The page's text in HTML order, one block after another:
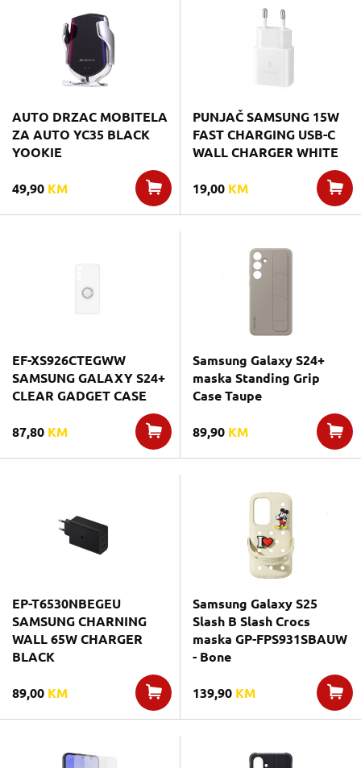
AUTO DRZAC MOBITELA
ZA AUTO YC35 BLACK
YOOKIE
49,90 KM
PUNJAČ SAMSUNG 15W
FAST CHARGING USB-C
WALL CHARGER WHITE
19,00 KM
EF-XS926CTEGWW
SAMSUNG GALAXY S24+
CLEAR GADGET CASE
87,80 KM
Samsung Galaxy S24+
maska Standing Grip
Case Taupe
89,90 KM
EP-T6530NBEGEU
SAMSUNG CHARNING
WALL 65W CHARGER
BLACK
89,00 KM
Samsung Galaxy S25
Slash B Slash Crocs
maska GP-FPS931SBAUW
- Bone
139,90 KM